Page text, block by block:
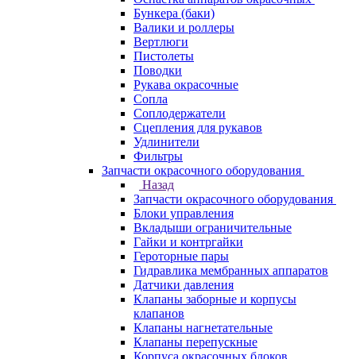
Бункера (баки)
Валики и роллеры
Вертлюги
Пистолеты
Поводки
Рукава окрасочные
Сопла
Соплодержатели
Сцепления для рукавов
Удлинители
Фильтры
Запчасти окрасочного оборудования
Назад
Запчасти окрасочного оборудования
Блоки управления
Вкладыши ограничительные
Гайки и контргайки
Героторные пары
Гидравлика мембранных аппаратов
Датчики давления
Клапаны заборные и корпусы
клапанов
Клапаны нагнетательные
Клапаны перепускные
Корпуса окрасочных блоков